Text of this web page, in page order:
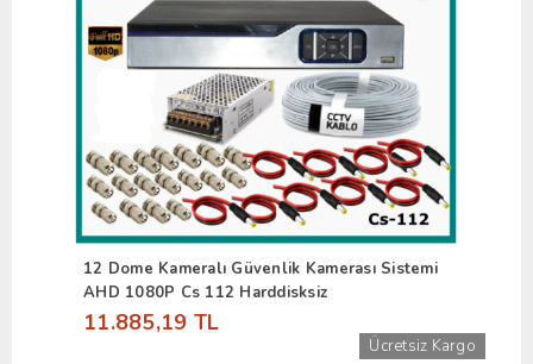
12 Dome Kameralı Güvenlik Kamerası Sistemi
AHD 1080P Cs 112 Harddisksiz
11.885,19 TL
Ücretsiz Kargo